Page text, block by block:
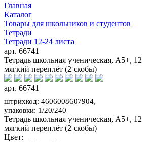
Главная
Каталог
Товары для школьников и студентов
Тетради
Тетради 12-24 листа
арт. 66741
Тетрадь школьная ученическая, А5+,
мягкий переплёт (2 скобы)
арт. 66741
штрихкод: 4606008607904,
упаковки: 1/20/240
Тетрадь школьная ученическая, А5+,
мягкий переплёт (2 скобы)
Цвет: